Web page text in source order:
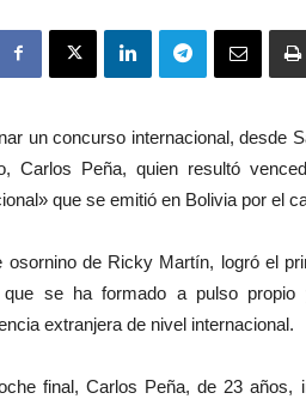
un concurso internacional, desde
Carlos Peña, quien resultó
que se emitió en Bolivia por el
osornino de Ricky Martín, logró el
que se ha formado a pulso
extranjera de nivel internacional.
final, Carlos Peña, de 23 años,